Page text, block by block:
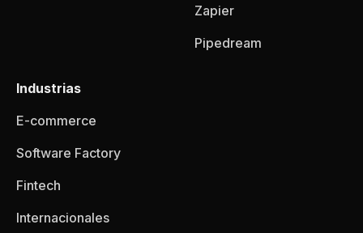
Zapier
Pipedream
Industrias
E-commerce
Software Factory
Fintech
Internacionales